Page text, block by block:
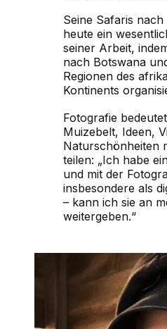
Seine Safaris
heute ein
seiner Arbeit,
nach Botswana
Regionen des
Kontinents
Fotografie
Muizebelt, Ideen,
Naturschönheiten
teilen: „Ich habe
und mit der
insbesondere als
– kann ich sie an
weitergeben.“